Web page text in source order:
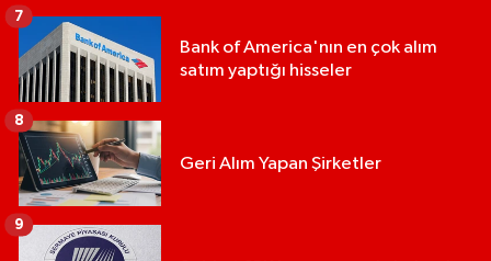
Bank of America'nın en çok alım
satım yaptığı hisseler
7
Geri Alım Yapan Şirketler
8
9